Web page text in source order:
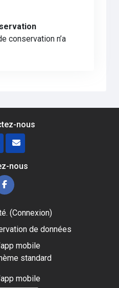
conservation n’a
nous
nous
(Connexion)
de données
mobile
standard
mobile